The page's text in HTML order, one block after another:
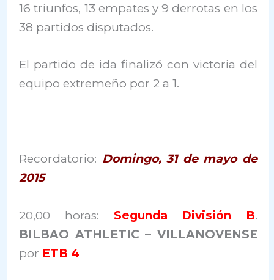
16 triunfos, 13 empates y 9 derrotas en los
38 partidos disputados.
El partido de ida finalizó con victoria del
equipo extremeño por 2 a 1.
Recordatorio: Domingo, 31 de mayo de
2015
20,00 horas: Segunda División B.
BILBAO ATHLETIC – VILLANOVENSE
por ETB 4